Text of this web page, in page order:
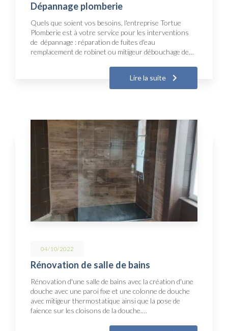
Dépannage plomberie
Quels que soient vos besoins, l'entreprise Tortue
Plomberie est à votre service pour les interventions
de dépannage : réparation de fuites d'eau
remplacement de robinet ou mitigeur débouchage de…
Lire la suite
04/10/2022
Rénovation de salle de bains
Rénovation d'une salle de bains avec la création d'une
douche avec une paroi fixe et une colonne de douche
avec mitigeur thermostatique ainsi que la pose de
faience sur les cloisons de la douche.…